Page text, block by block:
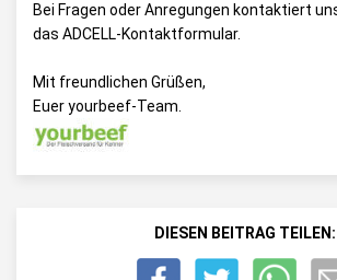
Bei Fragen oder Anregungen kontaktiert
das ADCELL-Kontaktformular.
Mit freundlichen Grüßen,
Euer yourbeef-Team.
DIESEN BEITRAG TEILEN: